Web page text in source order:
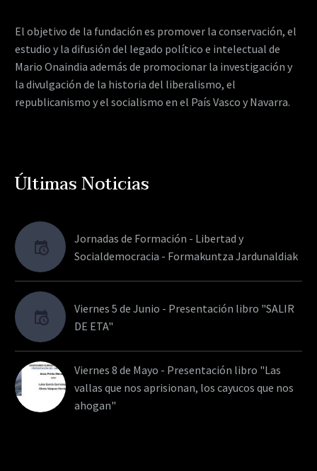
El objetivo de la fundación es promover la conservación, el
estudio y la difusión del legado político e intelectual de
Mario Onaindia además de promocionar la investigación y
la divulgación de la historia del liberalismo, el
republicanismo y el socialismo en el País Vasco y Navarra.
Últimas Noticias
Jornadas de Formación - Libertad y
Socialdemocracia - Formakuntza Jardunaldiak
Viernes 5 de Junio - Presentación libro "SALIR
DE ETA"
Viernes 8 de Mayo - Presentación libro "Las
vallas que nos aprisionan, los cayucos que nos
ahogan"